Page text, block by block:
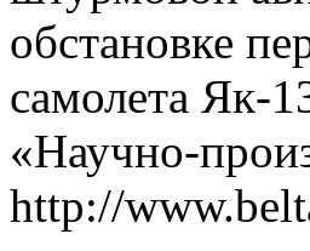
обстановке
самолета Як-
«Научно-
http://